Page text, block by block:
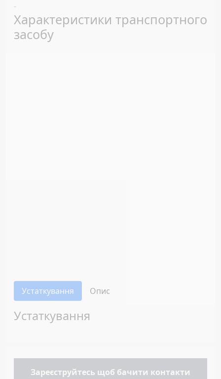
-
Характеристики транспортного
засобу
Устаткування Опис
Устаткування
Зареєструйтесь щоб бачити контакти